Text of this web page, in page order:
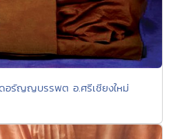
อรัญญบรรพต อ.ศรีเชียงใหม่